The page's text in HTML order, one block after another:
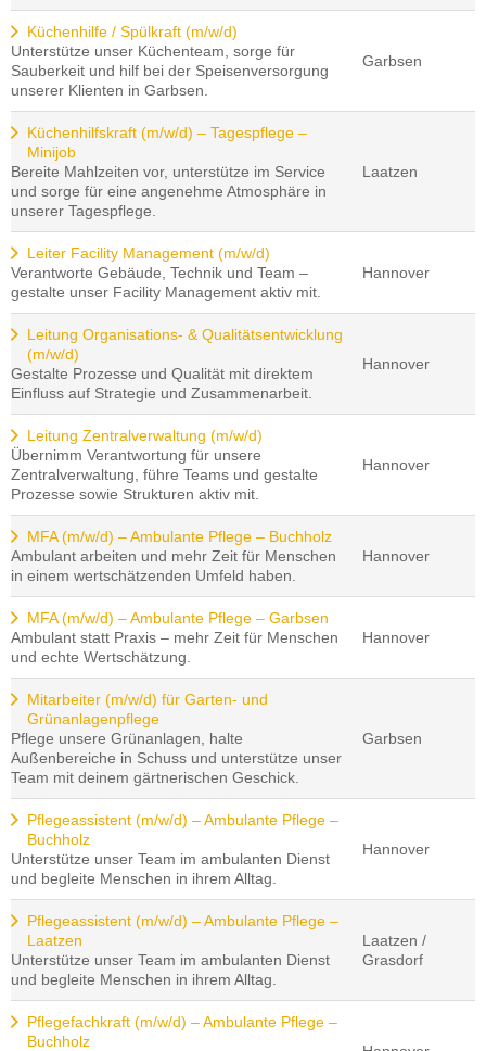
Küchenhilfe / Spülkraft (m/w/d)
Unterstütze unser Küchenteam, sorge für
Sauberkeit und hilf bei der Speisenversorgung
unserer Klienten in Garbsen.
Garbsen
Küchenhilfskraft (m/w/d) – Tagespflege –
Minijob
Bereite Mahlzeiten vor, unterstütze im Service
und sorge für eine angenehme Atmosphäre in
unserer Tagespflege.
Laatzen
Leiter Facility Management (m/w/d)
Verantworte Gebäude, Technik und Team –
gestalte unser Facility Management aktiv mit.
Hannover
Leitung Organisations- & Qualitätsentwicklung
(m/w/d)
Gestalte Prozesse und Qualität mit direktem
Einfluss auf Strategie und Zusammenarbeit.
Hannover
Leitung Zentralverwaltung (m/w/d)
Übernimm Verantwortung für unsere
Zentralverwaltung, führe Teams und gestalte
Prozesse sowie Strukturen aktiv mit.
Hannover
MFA (m/w/d) – Ambulante Pflege – Buchholz
Ambulant arbeiten und mehr Zeit für Menschen
in einem wertschätzenden Umfeld haben.
Hannover
MFA (m/w/d) – Ambulante Pflege – Garbsen
Ambulant statt Praxis – mehr Zeit für Menschen
und echte Wertschätzung.
Hannover
Mitarbeiter (m/w/d) für Garten- und
Grünanlagenpflege
Pflege unsere Grünanlagen, halte
Außenbereiche in Schuss und unterstütze unser
Team mit deinem gärtnerischen Geschick.
Garbsen
Pflegeassistent (m/w/d) – Ambulante Pflege –
Buchholz
Unterstütze unser Team im ambulanten Dienst
und begleite Menschen in ihrem Alltag.
Hannover
Pflegeassistent (m/w/d) – Ambulante Pflege –
Laatzen
Unterstütze unser Team im ambulanten Dienst
und begleite Menschen in ihrem Alltag.
Laatzen /
Grasdorf
Pflegefachkraft (m/w/d) – Ambulante Pflege –
Buchholz